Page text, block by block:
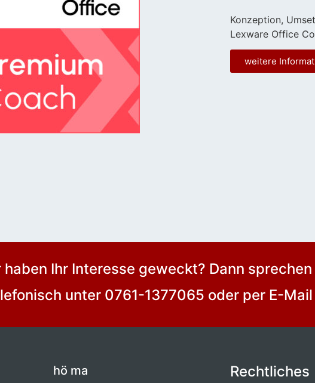
Konzeption,
Lexware Office
weitere
haben Ihr Interesse geweckt? Dann
unter 0761-1377065 oder per E-
hö ma Rechtliches